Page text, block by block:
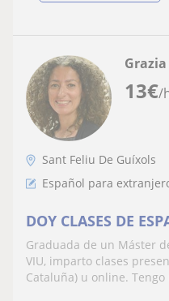
13€/
Grazia
Sant Feliu De Guíxols
Español para
DOY CLASES DE
Graduada de un Máster
VIU, imparto clases
Cataluña) u online. Tengo